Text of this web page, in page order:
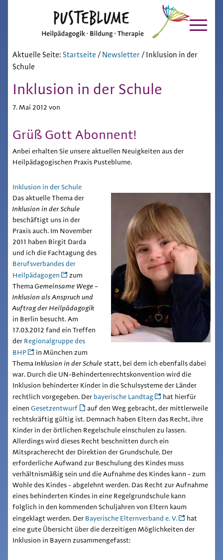
Hauptnavigation
content
Pusteblume
Chiemgau
Aktuelle Seite: Startseite / Newsletter /Inklusion in der
Schule
Inklusion in der Schule
7. Mai 2012 von
Grüß Gott Abonnent!
Anbei erhalten Sie unsere aktuellen Neuigkeiten aus der
Heilpädagogischen Praxis Pusteblume.
Inklusion in der Schule
Das aktuelle Thema der
Inklusion in der Schule
beschäftigt uns in der
Praxis auch. Im November
2011 haben Birgit Darda
und ich die Fachtagung des
Berufsverbandes der
Heilpädagogen
zum
ThemaGemeinsame Wege –
Inklusion als Anspruch und
Auftrag der Heilpädagogik
in Berlin besucht. Am
17.03.2012 fand ein Treffen
der Regionalgruppe des
BHP
in München zum
ThemaInklusion in der Schule statt, bei dem ich ebenfalls dabei
war. Durch die UN-Behindertenrechtskonvention wird die
Inklusion behinderter Kinder in die Schulsysteme der Länder
rechtlich vorgegeben. Derbayerische Landtag
hat hierfür
einen Gesetzentwurf
auf den Weg gebracht, der mittlerweile
rechtskräftig gültig ist. Demnach haben Eltern das Recht, ihre
Kinder in der örtlichen Regelschule einschulen zu lassen.
Allerdings wird dieses Recht beschnitten durch ein
Mitspracherecht der Direktion der Grundschule. Der
erforderliche Aufwand zur Beschulung des Kindes muss
verhältnismäßig sein und die Aufnahme des Kindes kann - zum
Wohle des Kindes - abgelehnt werden. Das Recht zur Aufnahme
eines behinderten Kindes in eine Regelgrundschule kann
folglich in den kommenden Schuljahren von Eltern kaum
eingeklagt werden. Der Bayerische Elternverband e. V.
hat
eine gute Übersicht über die derzeitigen Möglichkeiten der
Inklusion in Bayern zusammengefasst: